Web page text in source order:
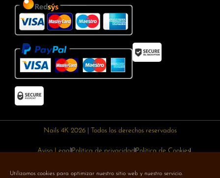
Utilizamos cookies para optimizar nuestro sitio web y nuestro servicio.
Nails 4K 2026 | Todos los derechos reservados
Aviso LegalPolítica de privacidadPolítica de Cookies